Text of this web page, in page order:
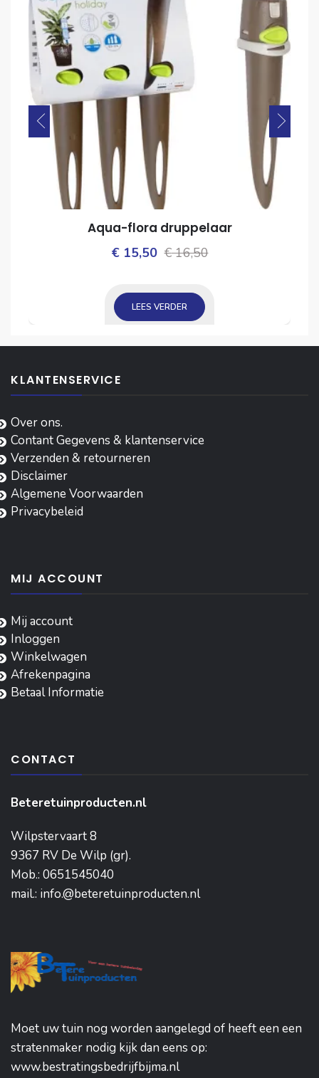
Aqua-flora druppelaar
€16,50Oorspronkelijke
€15,50
Huidige
LEES VERDER
KLANTENSERVICE
Over ons.
Contant Gegevens & klantenservice
Verzenden & retourneren
Disclaimer
Algemene Voorwaarden
Privacybeleid
MIJ ACCOUNT
Mij account
Inloggen
‎Winkelwagen
Afrekenpagina
Betaal Informatie
CONTACT
Beteretuinproducten.nl
Wilpstervaart 8
9367 RV De Wilp (gr).
Mob.: 0651545040
mail.: info.@beteretuinproducten.nl
Moet uw tuin nog worden aangelegd of heeft een een
stratenmaker nodig kijk dan eens op:
www.bestratingsbedrijfbijma.nl